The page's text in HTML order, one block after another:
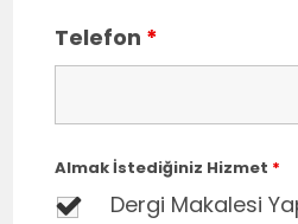
Telefon *
Almak İstediğiniz Hizmet *
Dergi Makalesi